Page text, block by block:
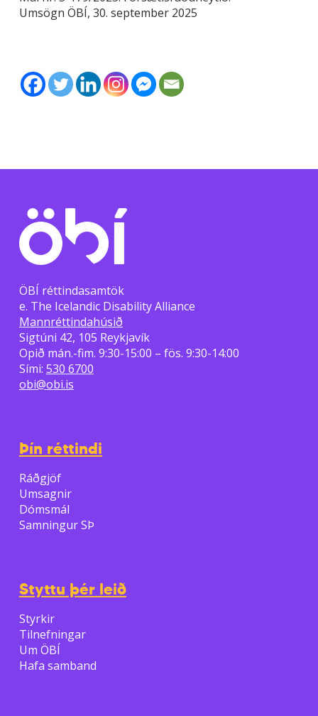
Umsögn ÖBÍ, 30. september 2025
ÖBÍ réttindasamtök
e. The Icelandic Disability Alliance
Mannréttindahúsið
Sigtúni 42, 105 Reykjavík
Opið mán.-fim. 9:30-15:00 – fös. 9:30-14:00
Sími: 530 6700
obi@obi.is
Þín réttindi
Ráðgjöf
Umsagnir
Dómsmál
Samningur SÞ
Styttu þér leið
Styrkir
Tilnefningar
Um ÖBÍ
Hafa samband